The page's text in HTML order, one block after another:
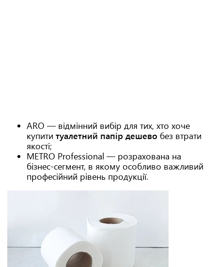
ARO — відмінний вибір для тих, хто хоче
купити туалетний папір дешево без втрати
якості;
METRO Professional — розрахована на
бізнес-сегмент, в якому особливо важливий
професійний рівень продукції.